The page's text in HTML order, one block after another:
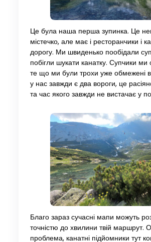
Це була наша перша зупинка. Це
містечко, але має і ресторанчики і
дорогу. Ми швиденько пообідали
побігли шукати канатку. Супчики
те що ми були трохи уже обмежені в
у нас завжди є два вороги, це
та час якого завжди не вистачає у
Благо зараз сучасні мапи можуть
точністю до хвилини твій маршрут.
проблема, канатні підйомники тут